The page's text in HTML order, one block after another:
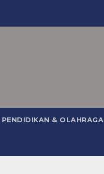
PENDIDIKAN & OLAHRAGA